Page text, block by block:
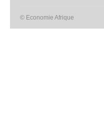
© Economie Afrique